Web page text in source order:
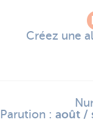
Créez une
Parution : août /